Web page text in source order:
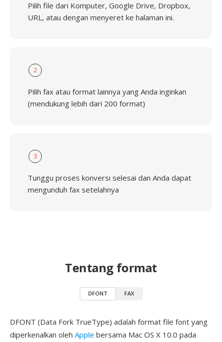
Pilih file dari Komputer, Google Drive, Dropbox,
URL, atau dengan menyeret ke halaman ini.
2
Pilih fax atau format lainnya yang Anda inginkan
(mendukung lebih dari 200 format)
3
Tunggu proses konversi selesai dan Anda dapat
mengunduh fax setelahnya
Tentang format
DFONT FAX
DFONT (Data Fork TrueType) adalah format file font yang
diperkenalkan oleh Apple bersama Mac OS X 10.0 pada